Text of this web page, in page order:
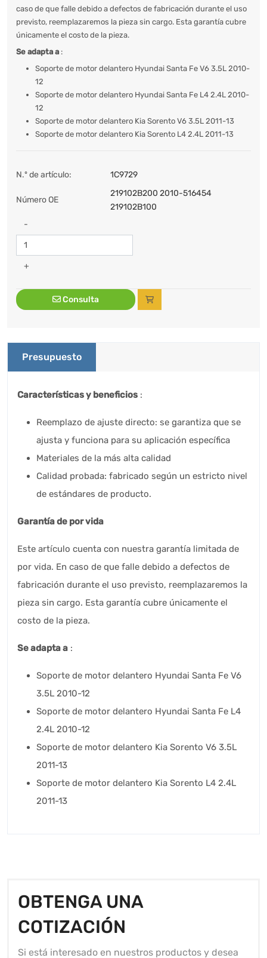
caso de que falle debido a defectos de fabricación durante el uso
previsto, reemplazaremos la pieza sin cargo. Esta garantía cubre
únicamente el costo de la pieza.
Se adapta a :
Soporte de motor delantero Hyundai Santa Fe V6 3.5L 2010-
12
Soporte de motor delantero Hyundai Santa Fe L4 2.4L 2010-
12
Soporte de motor delantero Kia Sorento V6 3.5L 2011-13
Soporte de motor delantero Kia Sorento L4 2.4L 2011-13
N.º de artículo: 1C9729
Número OE
219102B200 2010-516454
219102B100
-
+
Consulta
Presupuesto
Características y beneficios :
Reemplazo de ajuste directo: se garantiza que se
ajusta y funciona para su aplicación específica
Materiales de la más alta calidad
Calidad probada: fabricado según un estricto nivel
de estándares de producto.
Garantía de por vida
Este artículo cuenta con nuestra garantía limitada de
por vida. En caso de que falle debido a defectos de
fabricación durante el uso previsto, reemplazaremos la
pieza sin cargo. Esta garantía cubre únicamente el
costo de la pieza.
Se adapta a :
Soporte de motor delantero Hyundai Santa Fe V6
3.5L 2010-12
Soporte de motor delantero Hyundai Santa Fe L4
2.4L 2010-12
Soporte de motor delantero Kia Sorento V6 3.5L
2011-13
Soporte de motor delantero Kia Sorento L4 2.4L
2011-13
OBTENGA UNA
COTIZACIÓN
Si está interesado en nuestros productos y desea